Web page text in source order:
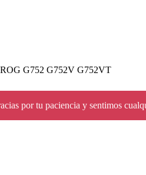
G752 G752V G752VT
por tu paciencia y sentimos